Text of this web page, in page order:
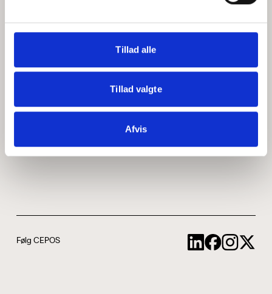
Tillad alle
Tillad valgte
Afvis
Medarbejdere
ABCepos
Podcast
Følg CEPOS